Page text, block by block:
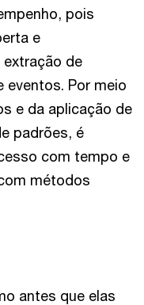
pois
e
de
eventos. Por meio
e da aplicação de
padrões, é
com tempo e
métodos
antes que elas